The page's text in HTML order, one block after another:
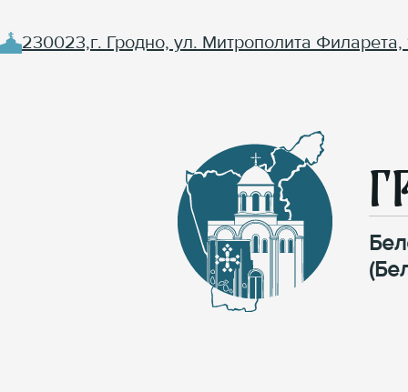
230023,г. Гродно, ул. Митрополита Филарета,